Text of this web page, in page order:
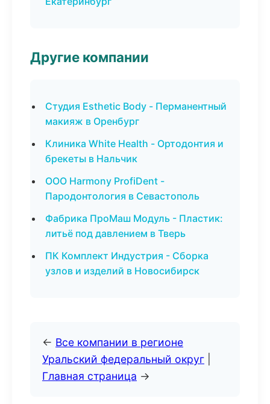
Другие компании
Студия Esthetic Body - Перманентный
макияж в Оренбург
Клиника White Health - Ортодонтия и
брекеты в Нальчик
ООО Harmony ProfiDent -
Пародонтология в Севастополь
Фабрика ПроМаш Модуль - Пластик:
литьё под давлением в Тверь
ПК Комплект Индустрия - Сборка
узлов и изделий в Новосибирск
← Все компании в регионе
Уральский федеральный округ
Главная страница →